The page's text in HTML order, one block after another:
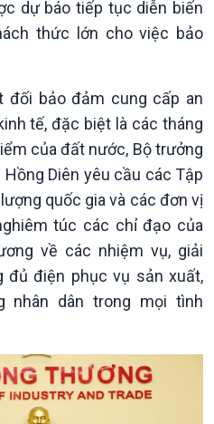
dự báo tiếp tục diễn biến
thức lớn cho việc bảo
đối bảo đảm cung cấp an
tế, đặc biệt là các tháng
của đất nước, Bộ trưởng
Diên yêu cầu các Tập
quốc gia và các đơn vị
túc các chỉ đạo của
về các nhiệm vụ, giải
đủ điện phục vụ sản xuất,
nhân dân trong mọi tình